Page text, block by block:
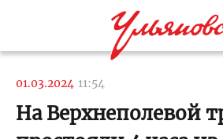
01.03.2024 11:54
На Верхнеполевой